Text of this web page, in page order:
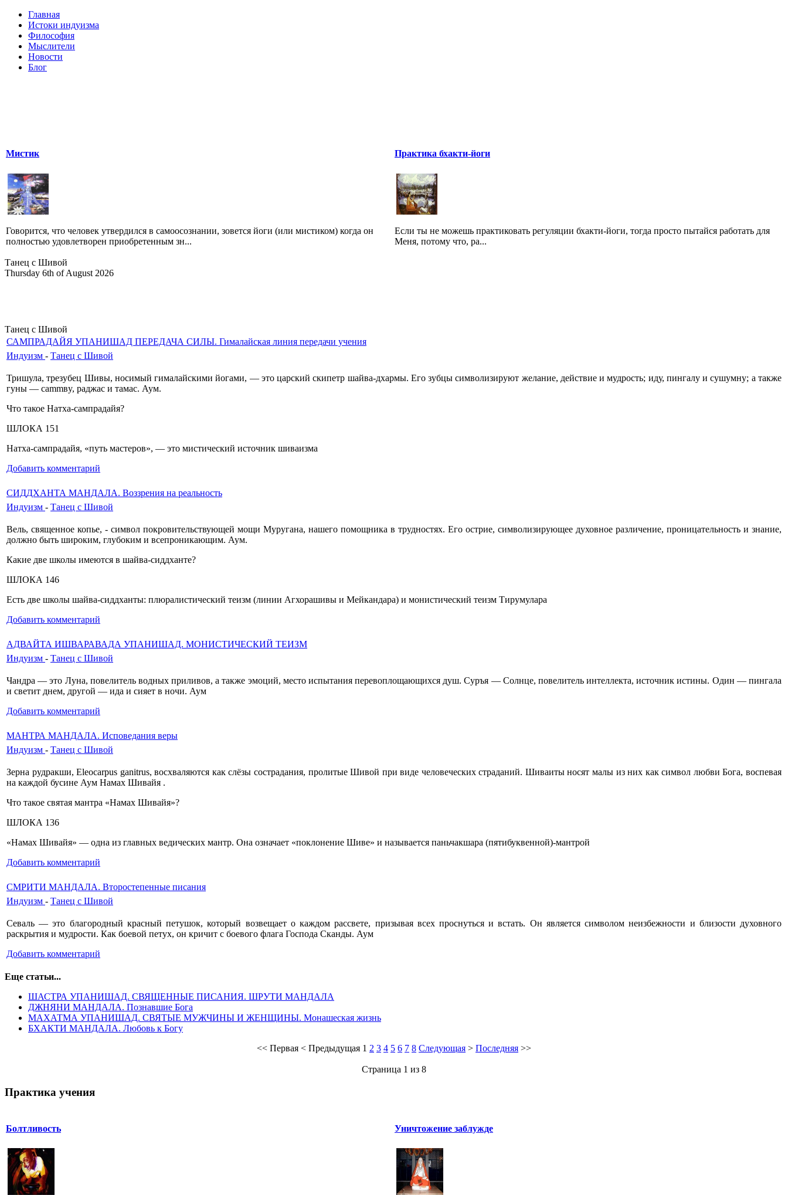
Главная
Истоки индуизма
Философия
Мыслители
Новости
Блог
Мистик
Говорится, что человек утвердился в самоосознании, зовется йоги (или мистиком) когда он
полностью удовлетворен приобретенным зн...
Практика бхакти-йоги
Если ты не можешь практиковать регуляции бхакти-йоги, тогда просто пытайся работать для
Меня, потому что, ра...
Танец с Шивой
Thursday 6th of August 2026
Танец с Шивой
САМПРАДАЙЯ УПАНИШАД ПЕРЕДАЧА СИЛЫ. Гималайская линия передачи учения
Индуизм - Танец с Шивой
Тришула, трезубец Шивы, носимый гималайскими йогами, — это царский скипетр шайва-дхармы. Его зубцы символизируют желание, действие и мудрость; иду, пингалу и сушумну; а также
гуны — cammвy, раджас и тамас. Аум.
Что такое Натха-сампрадайя?
ШЛОКА 151
Натха-сампрадайя, «путь мастеров», — это мистичес­кий источник шиваизма
Добавить комментарий
СИДДХАНТА МАНДАЛА. Воззрения на реальность
Индуизм - Танец с Шивой
Вель, священное копье, - символ покровительству­ющей мощи Муругана, нашего помощника в трудностях. Его острие, символизирующее духовное различение, про­ницательность и знание,
должно быть широким, глубоким и всепроникающим. Аум.
Какие две школы имеются в шайва-сиддханте?
ШЛОКА 146
Есть две школы шайва-сиддханты: плюралистичес­кий теизм (линии Агхорашивы и Мейкандара) и монис­тический теизм Тирумулара
Добавить комментарий
АДВАЙТА ИШВАРАВАДА УПАНИШАД. МОНИСТИЧЕСКИЙ ТЕИЗМ
Индуизм - Танец с Шивой
Чандра — это Луна, повелитель водных приливов, а также эмоций, место испытания перевоплощающихся душ. Суръя — Солнце, повелитель интеллекта, источник истины. Один — пингала
и светит днем, другой — ида и сияет в ночи. Аум
Добавить комментарий
МАНТРА МАНДАЛА. Исповедания веры
Индуизм - Танец с Шивой
Зерна рудракши, Eleocarpus ganitrus, восхваляются как слёзы сострадания, пролитые Шивой при виде чело­веческих страданий. Шиваиты носят малы из них как символ любви Бога, воспевая
на каждой бусине Аум Намах Шивайя .
Что такое святая мантра «Намах Шивайя»?
ШЛОКА 136
«Намах Шивайя» — одна из главных ведических мантр. Она означает «поклонение Шиве» и называется паньчакшара (пятибуквенной)-мантрой
Добавить комментарий
СМРИТИ МАНДАЛА. Второстепенные писания
Индуизм - Танец с Шивой
Севаль — это благородный красный петушок, кото­рый возвещает о каждом рассвете, призывая всех прос­нуться и встать. Он является символом неизбежности и близости духовного
раскрытия и мудрости. Как боевой петух, он кричит с боевого флага Господа Сканды. Аум
Добавить комментарий
Еще статьи...
ШАСТРА УПАНИШАД. СВЯЩЕННЫЕ ПИСАНИЯ. ШРУТИ МАНДАЛА
ДЖНЯНИ МАНДАЛА. Познавшие Бога
МАХАТМА УПАНИШАД. СВЯТЫЕ МУЖЧИНЫ И ЖЕНЩИНЫ. Монашеская жизнь
БХАКТИ МАНДАЛА. Любовь к Богу
<< Первая < Предыдущая 1 2 3 4 5 6 7 8 Следующая > Последняя >>
Страница 1 из 8
Практика учения
Болтливость Уничтожение заблужде